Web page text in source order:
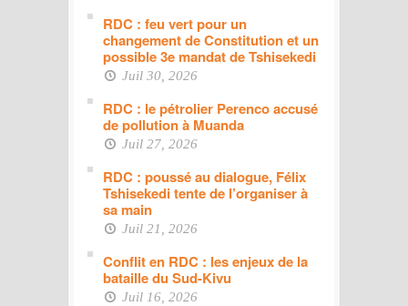
RDC : feu vert pour un
changement de Constitution et un
possible 3e mandat de Tshisekedi
Juil 30, 2026
RDC : le pétrolier Perenco accusé
de pollution à Muanda
Juil 27, 2026
RDC : poussé au dialogue, Félix
Tshisekedi tente de l’organiser à
sa main
Juil 21, 2026
Conflit en RDC : les enjeux de la
bataille du Sud-Kivu
Juil 16, 2026